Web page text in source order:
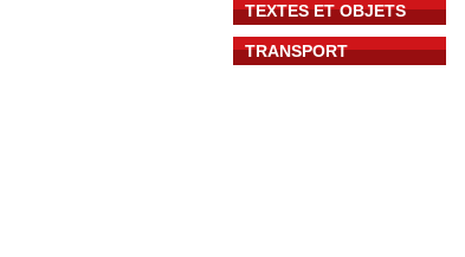
TEXTES ET OBJETS
TRANSPORT